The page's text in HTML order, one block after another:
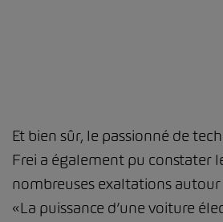
Et bien sûr, le passionné de
Frei a également pu constater
nombreuses exaltations autour
«La puissance d’une voiture